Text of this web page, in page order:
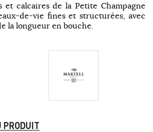
et calcaires de la Petite Champagne
de-vie fines et structurées, avec
la longueur en bouche.
PRODUIT